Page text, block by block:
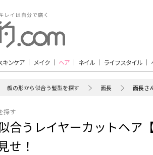
キンケア メイク ヘア ネイル ライフスタイル
顔の形から似合う髪型を探す 面長 面長さ
探す
合うレイヤーカットヘア
せ！